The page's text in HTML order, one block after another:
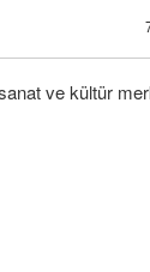
ve kültür